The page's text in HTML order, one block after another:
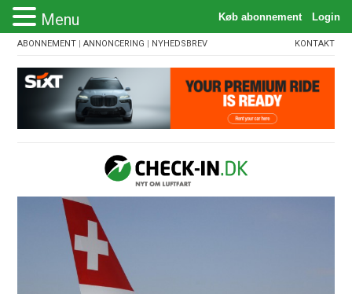
ABONNEMENT |ANNONCERING | NYHEDSBREV KONTAKT
Menu